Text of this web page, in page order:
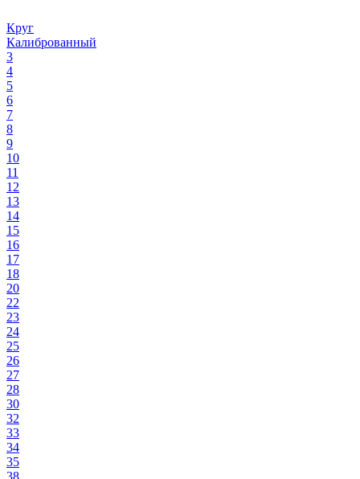
Круг
Калиброванный
3
4
5
6
7
8
9
10
11
12
13
14
15
16
17
18
20
22
23
24
25
26
27
28
30
32
33
34
35
38